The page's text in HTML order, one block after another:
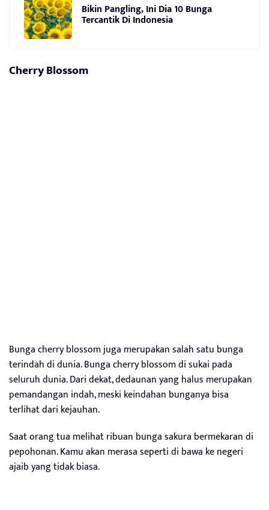
Bikin Pangling, Ini Dia 10 Bunga
Tercantik Di Indonesia
Cherry Blossom
Bunga cherry blossom juga merupakan salah satu bunga
terindah di dunia. Bunga cherry blossom di sukai pada
seluruh dunia. Dari dekat, dedaunan yang halus merupakan
pemandangan indah, meski keindahan bunganya bisa
terlihat dari kejauhan.
Saat orang tua melihat ribuan bunga sakura bermekaran di
pepohonan. Kamu akan merasa seperti di bawa ke negeri
ajaib yang tidak biasa.